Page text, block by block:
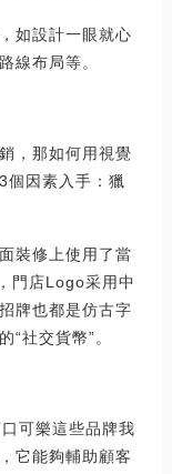
如設計一眼就心
線布局等。
，那如何用視覺
個因素入手：獵
裝修上使用了當
門店Logo采用中
牌也都是仿古字
社交貨幣”。
可樂這些品牌我
它能夠輔助顧客